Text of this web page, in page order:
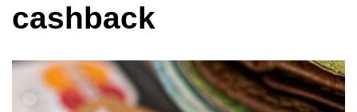
cashback